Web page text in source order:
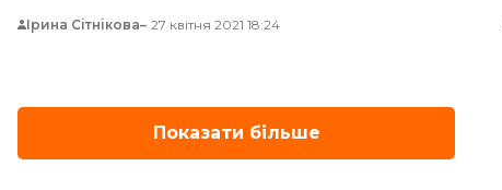
Ірина Сітнікова 27 квітня 2021 18:24
Показати більше